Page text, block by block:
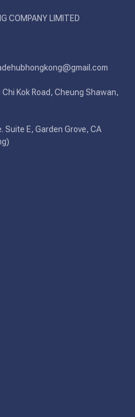
COMPANY LIMITED
Kok Road, Cheung Shawan,
Suite E, Garden Grove, CA